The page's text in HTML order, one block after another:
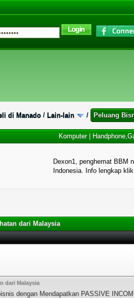
di Manado / Lain-lain / Peluang
Komputer|
Dexon1, penghemat BBM
Indonesia. Info lengkap
rata
dari Malaysia
dari Malaysia
dengan Mendapatkan PASSIVE